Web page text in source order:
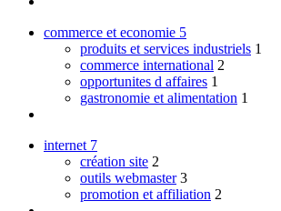
commerce et economie 5
produits et services industriels 1
commerce international 2
opportunites d affaires 1
gastronomie et alimentation 1
internet 7
création site 2
outils webmaster 3
promotion et affiliation 2